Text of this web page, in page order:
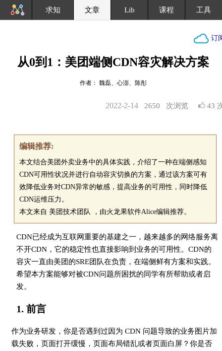
求知 文章 Lib 课程 工具
订
从0到1：美团端侧CDN容灾解决方案
作者： 魏磊、心澎、陈彤
2650 次浏览 43
2022-2-14
编辑推荐:
本文结合美团外卖业务中的具体实践，介绍了一种在端侧感知
CDN可用性状况并进行自动容灾切换的方案，通过该方案可有
效降低业务对CDN异常的敏感，提高业务的可用性，同时降低
CDN运维压力。
本文来自 美团技术团队 ，由火龙果软件Alice编辑推荐。
CDN已经成为互联网重要的基建之一，越来越多的网络服务离
不开CDN，它的稳定性也直接影响到业务的可用性。CDN的
容灾一直由美团的SRE团队在负责，在端侧鲜有方案和实践。
希望本方案能够对被CDN问题所困扰的同学有所帮助或者启
发。
1. 前言
作为业务研发，你是否遇到过因为 CDN 问题导致的业务图片加
载失败，页面打开缓慢，页面布局错乱或者页面白屏？你是否